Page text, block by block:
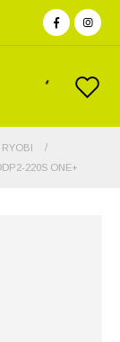
220S ONE+